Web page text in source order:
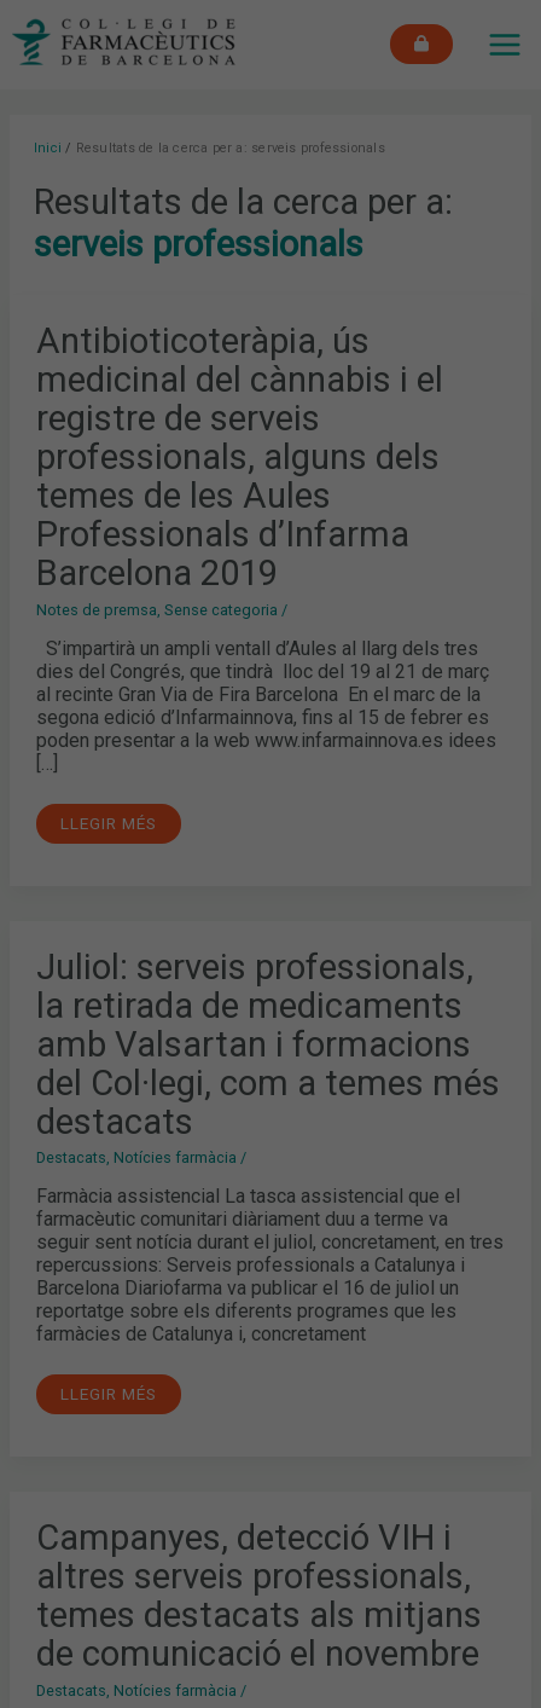
Inici Resultats de la cerca per a: serveis professionals
Resultats de la cerca per a:
serveis professionals
Antibioticoteràpia, ús
medicinal del cànnabis i el
registre de serveis
professionals, alguns dels
temes de les Aules
Professionals d’Infarma
Barcelona 2019
Notes de premsa, Sense categoria /
S’impartirà un ampli ventall d’Aules al llarg dels tres
dies del Congrés, que tindrà lloc del 19 al 21 de març
al recinte Gran Via de Fira Barcelona En el marc de la
segona edició d’Infarmainnova, fins al 15 de febrer es
poden presentar a la web www.infarmainnova.es idees
[…]
ANTIBIOTICOTERÀPIA,
ÚS
MEDICINAL
DEL
CÀNNABIS
I
EL
REGISTRE
DE
SERVEIS
PROFESSIONALS,
ALGUNS
DELS
TEMES
DE
LES
AULES
D’INFARMA
2019
LLEGIR MÉS
Juliol: serveis professionals,
la retirada de medicaments
amb Valsartan i formacions
del Col·legi, com a temes més
destacats
Destacats, Notícies farmàcia /
Farmàcia assistencial La tasca assistencial que el
farmacèutic comunitari diàriament duu a terme va
seguir sent notícia durant el juliol, concretament, en tres
repercussions: Serveis professionals a Catalunya i
Barcelona Diariofarma va publicar el 16 de juliol un
reportatge sobre els diferents programes que les
farmàcies de Catalunya i, concretament
JULIOL:
SERVEIS
PROFESSIONALS,
LA
RETIRADA
MEDICAMENTS
VALSARTAN
I
FORMACIONS
DEL
COM
TEMES
MÉS
DESTACATS
LLEGIR MÉS
Campanyes, detecció VIH i
altres serveis professionals,
temes destacats als mitjans
de comunicació el novembre
Destacats Notícies farmàcia /
DETECCIÓ
VIH
ALTRES
PROFESSIONALS,
DESTACATS
ALS
MITJANS
DE